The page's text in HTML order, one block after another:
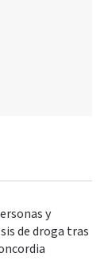
y
de droga tras